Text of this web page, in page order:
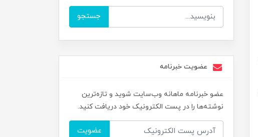
جستجو
عضویت خبرنامه
عضو خبرنامه ماهانه وب‌سایت شوید و تازه‌ترین
نوشته‌ها را در پست الکترونیک خود دریافت کنید.
عضویت